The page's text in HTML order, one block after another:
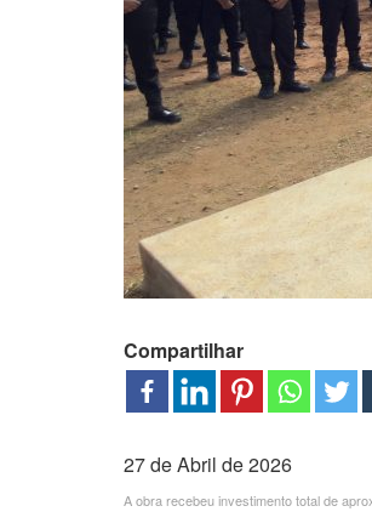
Compartilhar
27 de Abril de 2026
A obra recebeu investimento total de